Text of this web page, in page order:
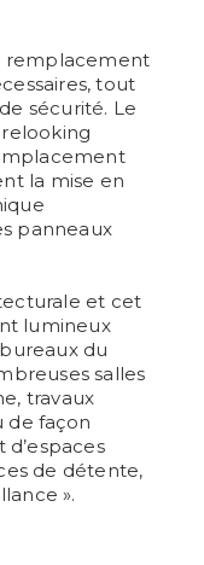
remplacement
tout
sécurité. Le
la mise en
panneaux
et cet
lumineux
du
salles
travaux
de façon
de détente,
».